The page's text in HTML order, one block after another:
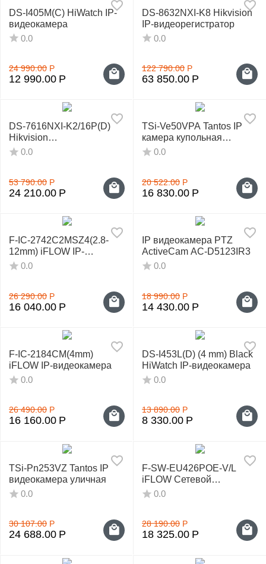
DS-I405M(C) HiWatch IP-
видеокамера
0.0
24 990.00 Р
12 990.00 Р
DS-8632NXI-K8 Hikvision
IP‑видеорегистратор
0.0
122 790.00 Р
63 850.00 Р
DS-7616NXI-K2/16P(D)
Hikvision
IP‑видеорегистратор
0.0
53 790.00 Р
24 210.00 Р
TSi-Ve50VPA Tantos IP
камера купольная
антивандальная
0.0
20 522.00 Р
16 830.00 Р
F-IC-2742C2MSZ4(2.8-
12mm) iFLOW IP-
видеокамера
0.0
26 290.00 Р
16 040.00 Р
IP видеокамера PTZ
ActiveCam AC-D5123IR3
0.0
18 990.00 Р
14 430.00 Р
F-IC-2184CM(4mm)
iFLOW IP-видеокамера
0.0
26 490.00 Р
16 160.00 Р
DS‑I453L(D) (4 mm) Black
HiWatch IP-видеокамера
0.0
13 890.00 Р
8 330.00 Р
TSi-Pn253VZ Tantos IP
видеокамера уличная
0.0
30 107.00 Р
24 688.00 Р
F-SW-EU426POE-V/L
iFLOW Сетевой
коммутатор
0.0
28 190.00 Р
18 325.00 Р